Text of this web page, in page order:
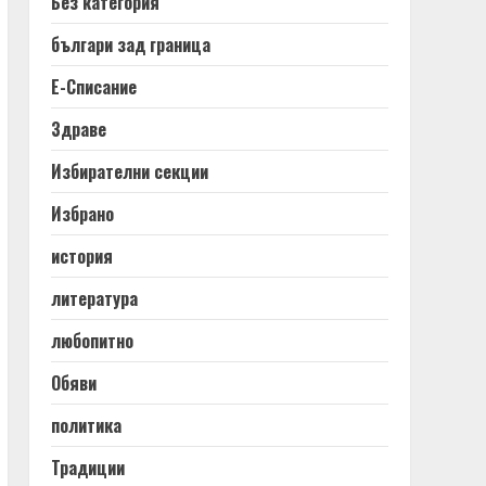
българи зад граница
Е-Списание
Здраве
Избирателни секции
Избрано
история
литература
любопитно
Обяви
политика
Традиции